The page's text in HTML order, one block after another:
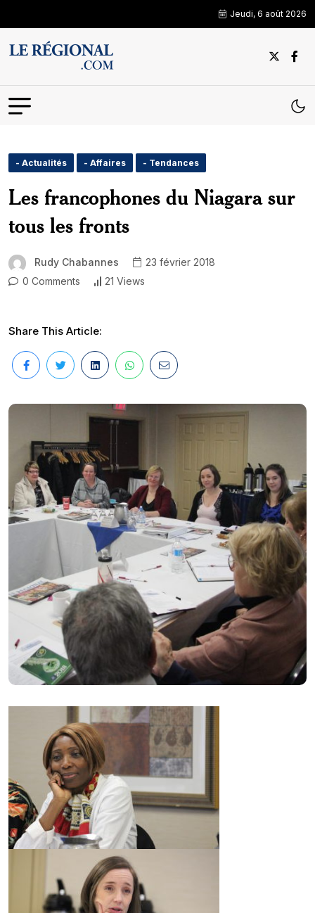
Jeudi, 6 août 2026
- Actualités - Affaires - Tendances
Les francophones du Niagara sur
tous les fronts
Rudy Chabannes
23 février 2018
0 Comments
21 Views
Share This Article: